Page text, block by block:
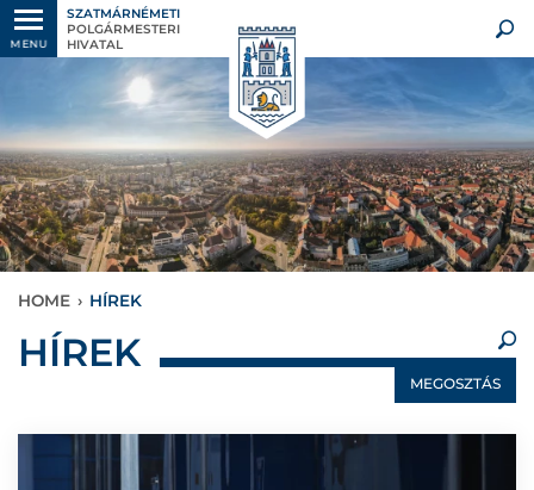
MENU
SZATMÁRNÉMETI
POLGÁRMESTERI
HIVATAL
HOME › HÍREK
×
HÍREK
MEGOSZTÁS